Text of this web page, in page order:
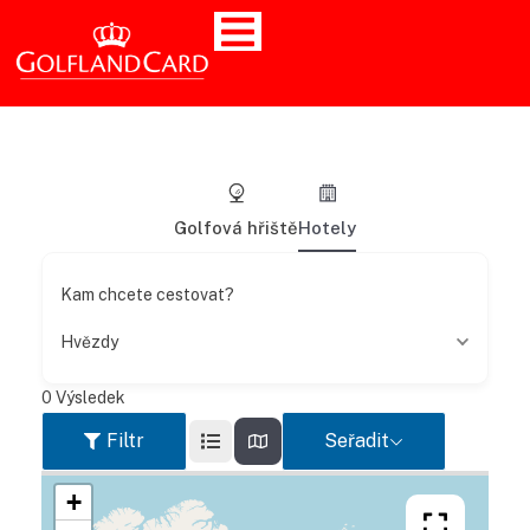
Golfová hřištěHotely
Kam chcete cestovat?
Hvězdy
0 Výsledek
Filtr Seřadit
+